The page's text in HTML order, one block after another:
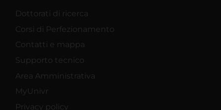
Dottorati di ricerca
Corsi di Perfezionamento
Contatti e mappa
Supporto tecnico
Area Amministrativa
MyUnivr
Privacy policy